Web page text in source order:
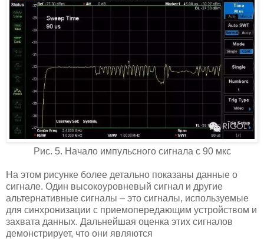
Рис. 5. Начало импульсного сигнала с 90 мкс
На этом рисунке более детально показаны данные о
сигнале. Один высокоуровневый сигнал и другие
альтернативные сигналы – это сигналы, используемые
для синхронизации с приемопередающим устройством и
захвата данных. Дальнейшая оценка этих сигналов
демонстрирует, что они являются